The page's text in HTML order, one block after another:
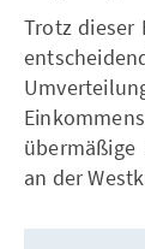
Trotz dieser
an der